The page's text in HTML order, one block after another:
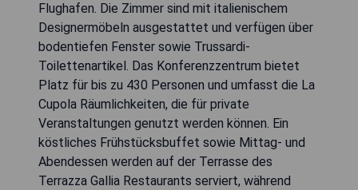
Flughafen. Die Zimmer sind mit italienischem
Designermöbeln ausgestattet und verfügen über
bodentiefen Fenster sowie Trussardi-
Toilettenartikel. Das Konferenzzentrum bietet
Platz für bis zu 430 Personen und umfasst die La
Cupola Räumlichkeiten, die für private
Veranstaltungen genutzt werden können. Ein
köstliches Frühstücksbuffet sowie Mittag- und
Abendessen werden auf der Terrasse des
Terrazza Gallia Restaurants serviert, während